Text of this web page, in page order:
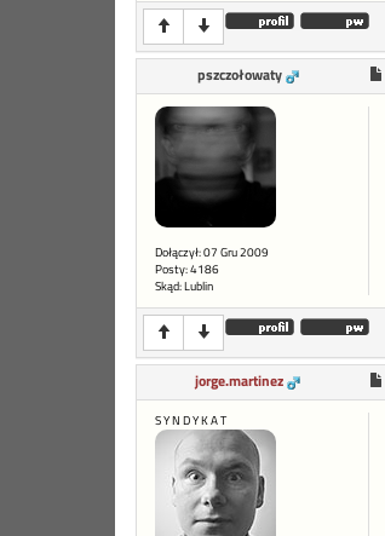
pszczołowaty
Dołączył: 07 Gru 2009
Posty: 4186
Skąd: Lublin
jorge.martinez
S Y N D Y K A T